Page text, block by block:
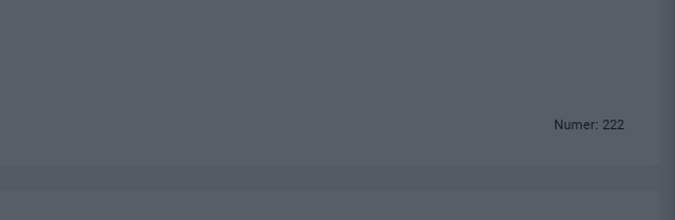
Numer: 222